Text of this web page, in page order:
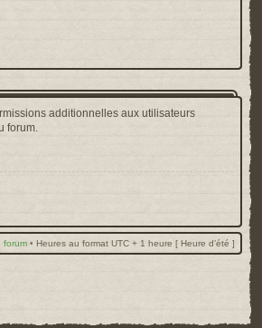
additionnelles aux utilisateurs
forum.
forum • Heures au format UTC + 1 heure [ Heure d’été ]